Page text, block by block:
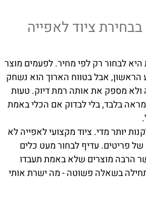
בבחירת ציוד לאפייה
היא לבחור רק לפי מחיר. לפעמים מוצר
הראשון, אבל בטווח הארוך הוא נשחק
ולא מספק את אותה רמת דיוק. טעות
בלבד, בלי לבדוק אם הכלי באמת
יותר מדי. ציוד מקצועי לאפייה לא
של פריטים. עדיף לבחור מעט כלים
הרבה מוצרים שלא באמת תעבדו
בשאלה פשוטה - מה ישרת אותי